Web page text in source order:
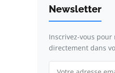
Newsletter
Inscrivez-vous
directement dans